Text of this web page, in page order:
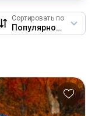
Сортировать по